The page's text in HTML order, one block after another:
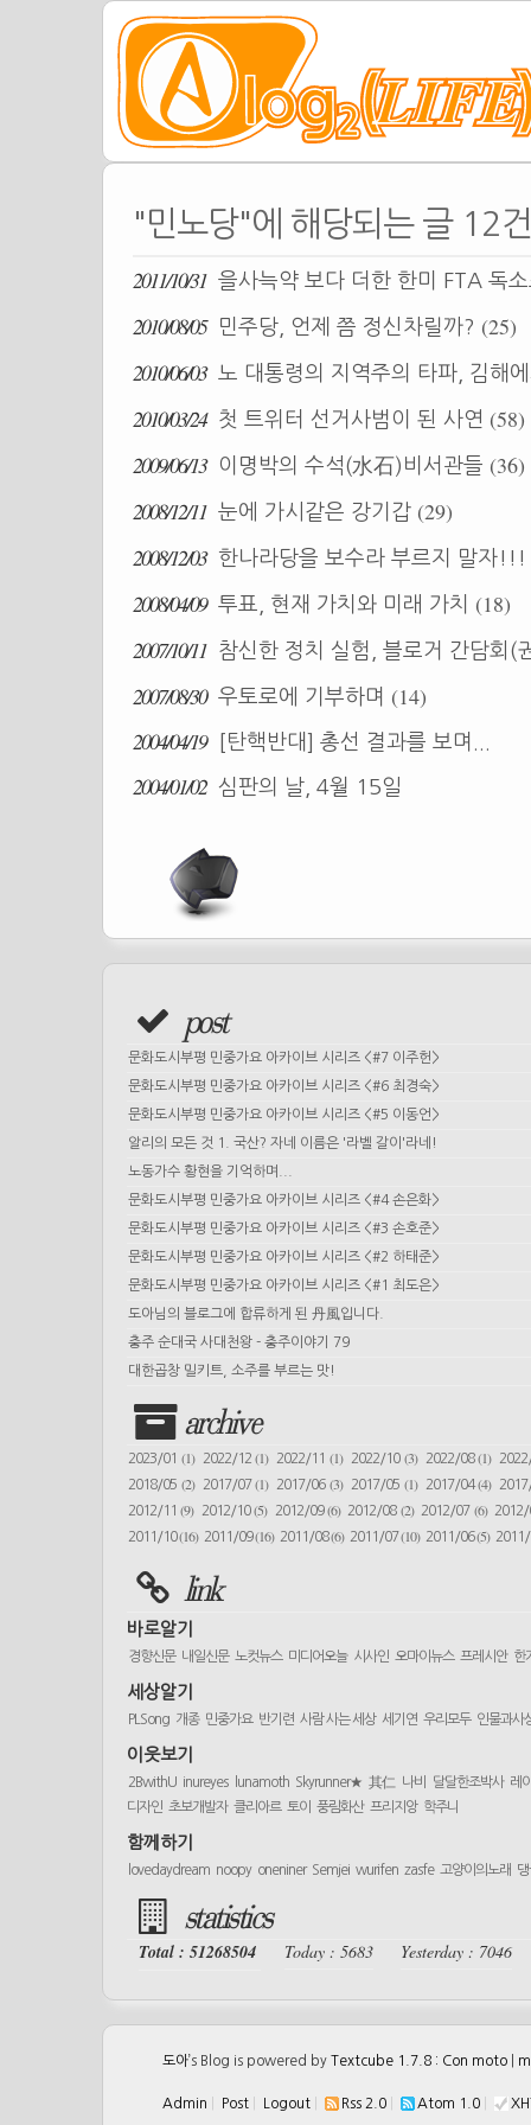
"민노당"에 해당되는 글 12건
2011/10/31 을사늑약 보다 더한 한미 FTA 독
2010/08/05 민주당, 언제 쯤 정신차릴까? (25)
2010/06/03 노 대통령의 지역주의 타파, 김해
2010/03/24 첫 트위터 선거사범이 된 사연 (58)
2009/06/13
이명박의 수석(水石)비서관들 (36)
2008/12/11 눈에 가시같은 강기갑 (29)
2008/12/03
한나라당을 보수라 부르지 말자!!!
2008/04/09 투표, 현재 가치와 미래 가치 (18)
2007/10/11
참신한 정치 실험, 블로거 간담회(
2007/08/30 우토로에 기부하며 (14)
2004/04/19
[탄핵반대] 총선 결과를 보며...
2004/01/02 심판의 날, 4월 15일
post
문화도시부평 민중가요 아카이브 시리즈 <#7 이주헌>
문화도시부평 민중가요 아카이브 시리즈 <#6 최경숙>
문화도시부평 민중가요 아카이브 시리즈 <#5 이동언>
알리의 모든 것 1. 국산? 자네 이름은 '라벨 갈이'라네!
노동가수 황현을 기억하며...
문화도시부평 민중가요 아카이브 시리즈 <#4 손은화>
문화도시부평 민중가요 아카이브 시리즈 <#3 손호준>
문화도시부평 민중가요 아카이브 시리즈 <#2 하태준>
문화도시부평 민중가요 아카이브 시리즈 <#1 최도은>
도아님의 블로그에 합류하게 된 丹風입니다.
충주 순대국 사대천왕 - 충주이야기 79
대한곱창 밀키트, 소주를 부르는 맛!
archive
2023/01 (1) 2022/12(1) 2022/11(1) 2022/10 (3) 2022/08(1)
2018/05 (2) 2017/07(1) 2017/06(3) 2017/05 (1) 2017/04(4)
2012/11(9) 2012/10(5) 2012/09(6) 2012/08 (2) 2012/07 (6)
2011/10(16) 2011/09(16) 2011/08(6) 2011/07(10) 2011/06(5)
link
바로알기
경향신문 내일신문 노컷뉴스 미디어오늘 시사인 오마이뉴스 프레시안 한
세상알기
PLSong 개종 민중가요 반기련 사람 사는 세상 세기연 우리모두 인물과사
이웃보기
2BwithU inureyes lunamoth Skyrunner★ 其仁 나비 달달한조박사 레
디자인 초보개발자 클리아르 토이 풍림화산 프리지앙 학주니
함께하기
lovedaydream noopy oneniner Semjei wurifen zasfe 고양이의노래
statistics
Total : 51268504 Today : 5683 Yesterday : 7046
도아’s Blog is powered by Textcube 1.7.8 : Con moto
Admin Post Logout Rss 2.0 Atom 1.0